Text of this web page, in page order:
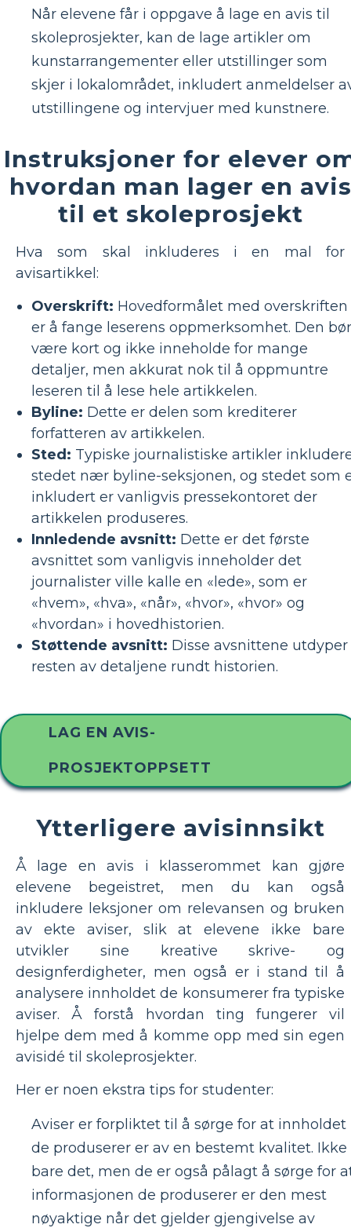
Når elevene får i oppgave å lage en avis til
skoleprosjekter, kan de lage artikler om
kunstarrangementer eller utstillinger som
skjer i lokalområdet, inkludert anmeldelser
utstillingene og intervjuer med kunstnere.
Instruksjoner for elever
hvordan man lager en avis
til et skoleprosjekt
Hva som skal inkluderes i en mal for
avisartikkel:
Overskrift: Hovedformålet med overskriften
er å fange leserens oppmerksomhet. Den bør
være kort og ikke inneholde for mange
detaljer, men akkurat nok til å oppmuntre
leseren til å lese hele artikkelen.
Byline: Dette er delen som krediterer
forfatteren av artikkelen.
Sted: Typiske journalistiske artikler
stedet nær byline-seksjonen, og stedet som
inkludert er vanligvis pressekontoret der
artikkelen produseres.
Innledende avsnitt: Dette er det første
avsnittet som vanligvis inneholder det
journalister ville kalle en «lede», som er
«hvem», «hva», «når», «hvor», «hvor» og
«hvordan» i hovedhistorien.
Støttende avsnitt: Disse avsnittene utdyper
resten av detaljene rundt historien.
LAG EN AVIS-
PROSJEKTOPPSETT
Ytterligere avisinnsikt
Å lage en avis i klasserommet kan gjøre
elevene begeistret, men du kan også
inkludere leksjoner om relevansen og bruken
av ekte aviser, slik at elevene ikke bare
utvikler sine kreative skrive- og
designferdigheter, men også er i stand til å
analysere innholdet de konsumerer fra typiske
aviser. Å forstå hvordan ting fungerer vil
hjelpe dem med å komme opp med sin egen
avisidé til skoleprosjekter.
Her er noen ekstra tips for studenter:
Aviser er forpliktet til å sørge for at innholdet
de produserer er av en bestemt kvalitet. Ikke
bare det, men de er også pålagt å sørge for
informasjonen de produserer er den mest
nøyaktige når det gjelder gjengivelse av